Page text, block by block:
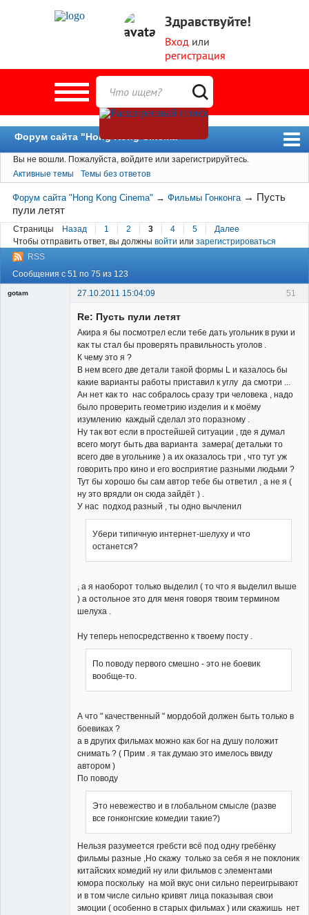
Здравствуйте!
Вход или
регистрация
Форум сайта "Hong Kong Cinema"
Форум
Новости
Пользователи
Поиск
Вы не вошли. Пожалуйста, войдите или зарегистрируйтесь.
Активные темы
Темы без ответов
Форум сайта "Hong Kong Cinema" →Фильмы Гонконга → Пусть
пули летят
Страницы Назад 1 2 3 4 5
Далее
Чтобы отправить ответ, вы должны войти или зарегистрироваться
RSS
Сообщения с 51 по 75 из 123
51
gotam
27.10.2011 15:04:09
Re: Пусть пули летят
Акира я бы посмотрел если тебе дать угольник в руки и
как ты стал бы проверять правильность уголов .
К чему это я ?
В нем всего две детали такой формы L и казалось бы
какие варианты работы приставил к углу да смотри ...
Ан нет как то нас собралось сразу три человека , надо
было проверить геометрию изделия и к моёму
изумлению каждый сделал это поразному .
Ну так вот если в простейшей ситуации , где я думал
всего могут быть два варианта замера( детальки то
всего две в угольнике ) а их оказалось три , что тут уж
говорить про кино и его восприятие разными людьми ?
Тут бы хорошо бы сам автор тебе бы ответил , а не я (
ну это врядли он сюда зайдёт ) .
У нас подход разный , ты одно вычленил
Убери типичную интернет-шелуху и что
останется?
, а я наоборот только выделил ( то что я выделил выше
) а остольное это для меня говоря твоим термином
шелуха .
Ну теперь непосредственно к твоему посту .
По поводу первого смешно - это не боевик
вообще-то.
А что " качественный " мордобой должен быть только в
боевиках ?
а в других фильмах можно как бог на душу положит
снимать ? ( Прим . я так думаю это имелось ввиду
автором )
По поводу
Это невежество и в глобальном смысле (разве
все гонконгские комедии такие?)
Нельзя разумеется гребсти всё под одну гребёнку
фильмы разные ,Но скажу только за себя я не поклоник
китайских комедий ну или фильмов с элементами
юмора поскольку на мой вкус они сильно переигрывают
и в том числе сильно кривят лица показывая свои
эмоции ( особенно в старых фильмах ) или скажишь нет